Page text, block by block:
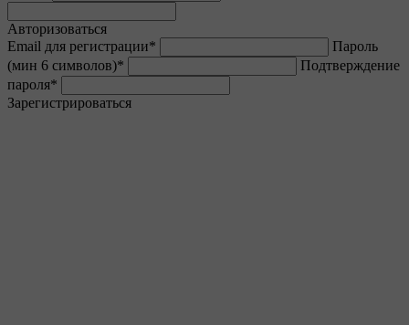
Авторизоваться
Email для регистрации*
Пароль
(мин 6 символов)*
Подтверждение
пароля*
Зарегистрироваться